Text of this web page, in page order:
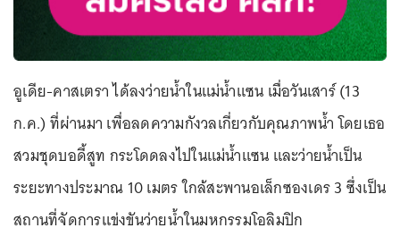
อูเดีย-คาสเตรา ได้ลงว่ายน้ำในแม่น้ำแซน เมื่อวันเสาร์ (13
ก.ค.) ที่ผ่านมา เพื่อลดความกังวลเกี่ยวกับคุณภาพน้ำ โดยเธอ
สวมชุดบอดี้สูท กระโดดลงไปในแม่น้ำแซน และว่ายน้ำเป็น
ระยะทางประมาณ 10 เมตร ใกล้สะพานอเล็กซองเดร 3 ซึ่งเป็น
สถานที่จัดการแข่งขันว่ายน้ำในมหกรรมโอลิมปิก